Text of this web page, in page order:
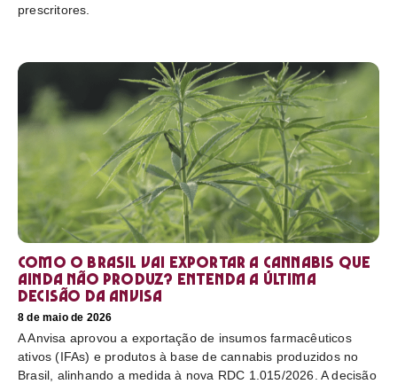
prescritores.
Como o Brasil vai exportar a cannabis que
ainda não produz? Entenda a última
decisão da Anvisa
8 de maio de 2026
A Anvisa aprovou a exportação de insumos farmacêuticos
ativos (IFAs) e produtos à base de cannabis produzidos no
Brasil, alinhando a medida à nova RDC 1.015/2026. A decisão